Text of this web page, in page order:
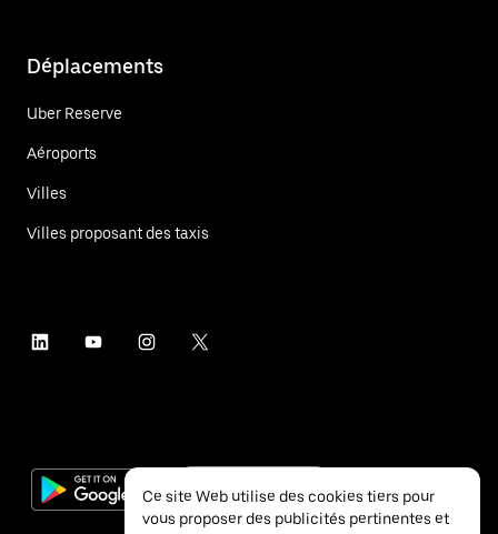
Déplacements
Uber Reserve
Aéroports
Villes
Villes proposant des taxis
Ce site Web utilise des cookies tiers pour
vous proposer des publicités pertinentes et